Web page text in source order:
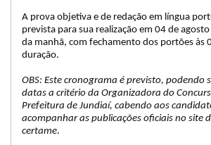
A prova objetiva e de redação em língua
prevista para sua realização em 04 de
da manhã, com fechamento dos portões às
duração.
OBS: Este cronograma é previsto, podendo
datas a critério da Organizadora do
Prefeitura de Jundiaí, cabendo aos
acompanhar as publicações oficiais no site
certame.